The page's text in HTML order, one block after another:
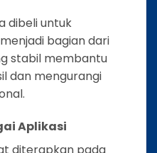
dibeli untuk
bagian dari
stabil membantu
dan mengurangi
Aplikasi